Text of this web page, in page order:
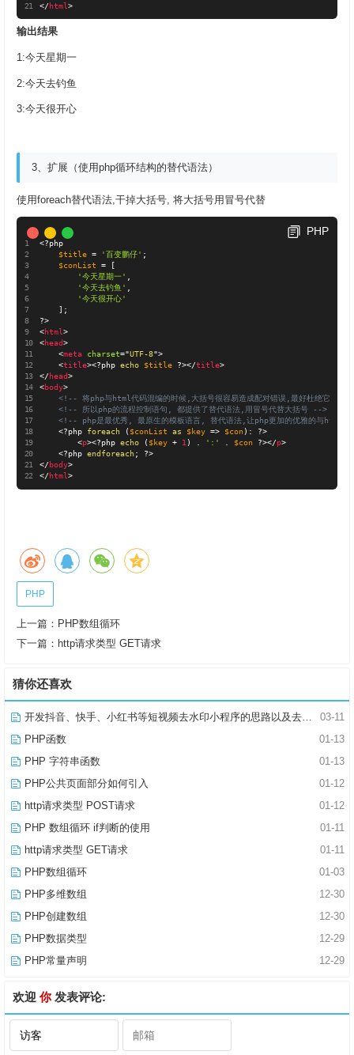
</html>
输出结果
1:今天星期一
2:今天去钓鱼
3:今天很开心
3、扩展（使用php循环结构的替代语法）
使用foreach替代语法,干掉大括号, 将大括号用冒号代替
PHP
<?php
$title = '百变鹏仔' ;
$conList
=
[
'今天星期一'
'今天去钓鱼'
'今天很开心'
] ;
?>
<html>
<head>
<meta charset="UTF-8">
<title><?php echo $title ?></title>
</head>
<body>
<!-- 将php与html代码混编的时候,大括号很容易造成配对错误,最好杜绝它 -->
<!-- 所以php的流程控制语句, 都提供了替代语法,用冒号代替大括号 -->
<!-- php是最优秀, 最原生的模板语言, 替代语法,让php更加的优雅的与html
<?php
foreach ( $conList as $key => $con) :
?>
<p><?php echo ( $key + 1 ) ':' $con ?></p>
<?php endforeach;
?>
</body>
</html>
PHP
上一篇： PHP数组循环
下一篇： http请求类型 GET请求
猜你还喜欢
03-11
开发抖音、快手、小红书等短视频去水印小程序的思路以及去水印小程序合法域名的解决问题
01-13
PHP函数
01-13
PHP 字符串函数
01-12
PHP公共页面部分如何引入
01-12
http请求类型 POST请求
01-11
PHP 数组循环 if判断的使用
01-11
http请求类型 GET请求
01-03
PHP数组循环
12-30
PHP多维数组
12-30
PHP创建数组
12-29
PHP数据类型
12-29
PHP常量声明
欢迎 你发表评论: